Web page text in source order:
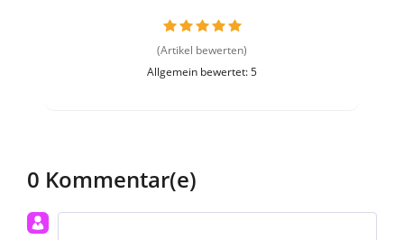
(Artikel bewerten)
Allgemein bewertet: 5
0 Kommentar(e)